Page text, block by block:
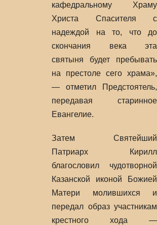
кафедральному Храму
Христа Спасителя с
надеждой на то, что до
скончания века эта
святыня будет пребывать
на престоле сего храма»,
— отметил Предстоятель,
передавая старинное
Евангелие.
Затем Святейший
Патриарх Кирилл
благословил чудотворной
Казанской иконой Божией
Матери молившихся и
передал образ участникам
крестного хода —